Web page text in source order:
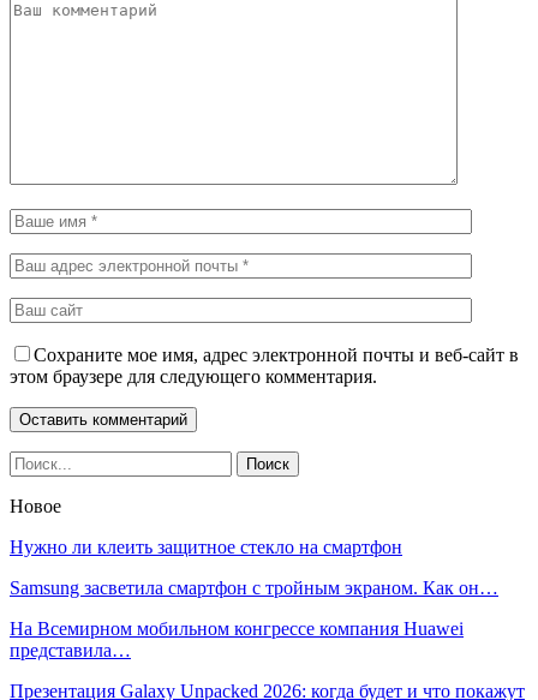
Сохраните мое имя, адрес электронной почты и веб-сайт в
этом браузере для следующего комментария.
Новое
Нужно ли клеить защитное стекло на смартфон
Samsung засветила смартфон с тройным экраном. Как он…
На Всемирном мобильном конгрессе компания Huawei
представила…
Презентация Galaxy Unpacked 2026: когда будет и что покажут